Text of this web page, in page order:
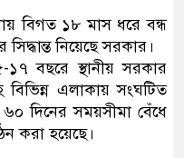
বিগত ১৮ মাস ধরে বন্ধ
নিয়েছে সরকার।
বছরে স্থানীয় সরকার
বিভিন্ন এলাকায় সংঘটিত
দিনের সময়সীমা বেঁধে
করা হয়েছে।